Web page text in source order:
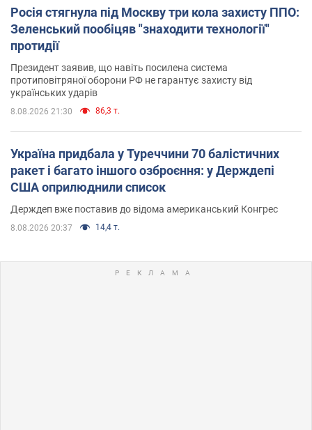
Росія стягнула під Москву три кола захисту ППО:
Зеленський пообіцяв "знаходити технології"
протидії
Президент заявив, що навіть посилена система
протиповітряної оборони РФ не гарантує захисту від
українських ударів
8.08.2026 21:30 86,3 т.
Україна придбала у Туреччини 70 балістичних
ракет і багато іншого озброєння: у Держдепі
США оприлюднили список
Держдеп вже поставив до відома американський Конгрес
8.08.2026 20:37 14,4 т.